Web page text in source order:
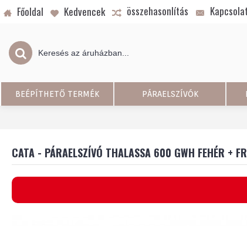
Főoldal Kedvencek összehasonlítás Kapcsolat
BEÉPÍTHETŐ TERMÉK PÁRAELSZÍVÓK
CATA - PÁRAELSZÍVÓ THALASSA 600 GWH FEHÉR +